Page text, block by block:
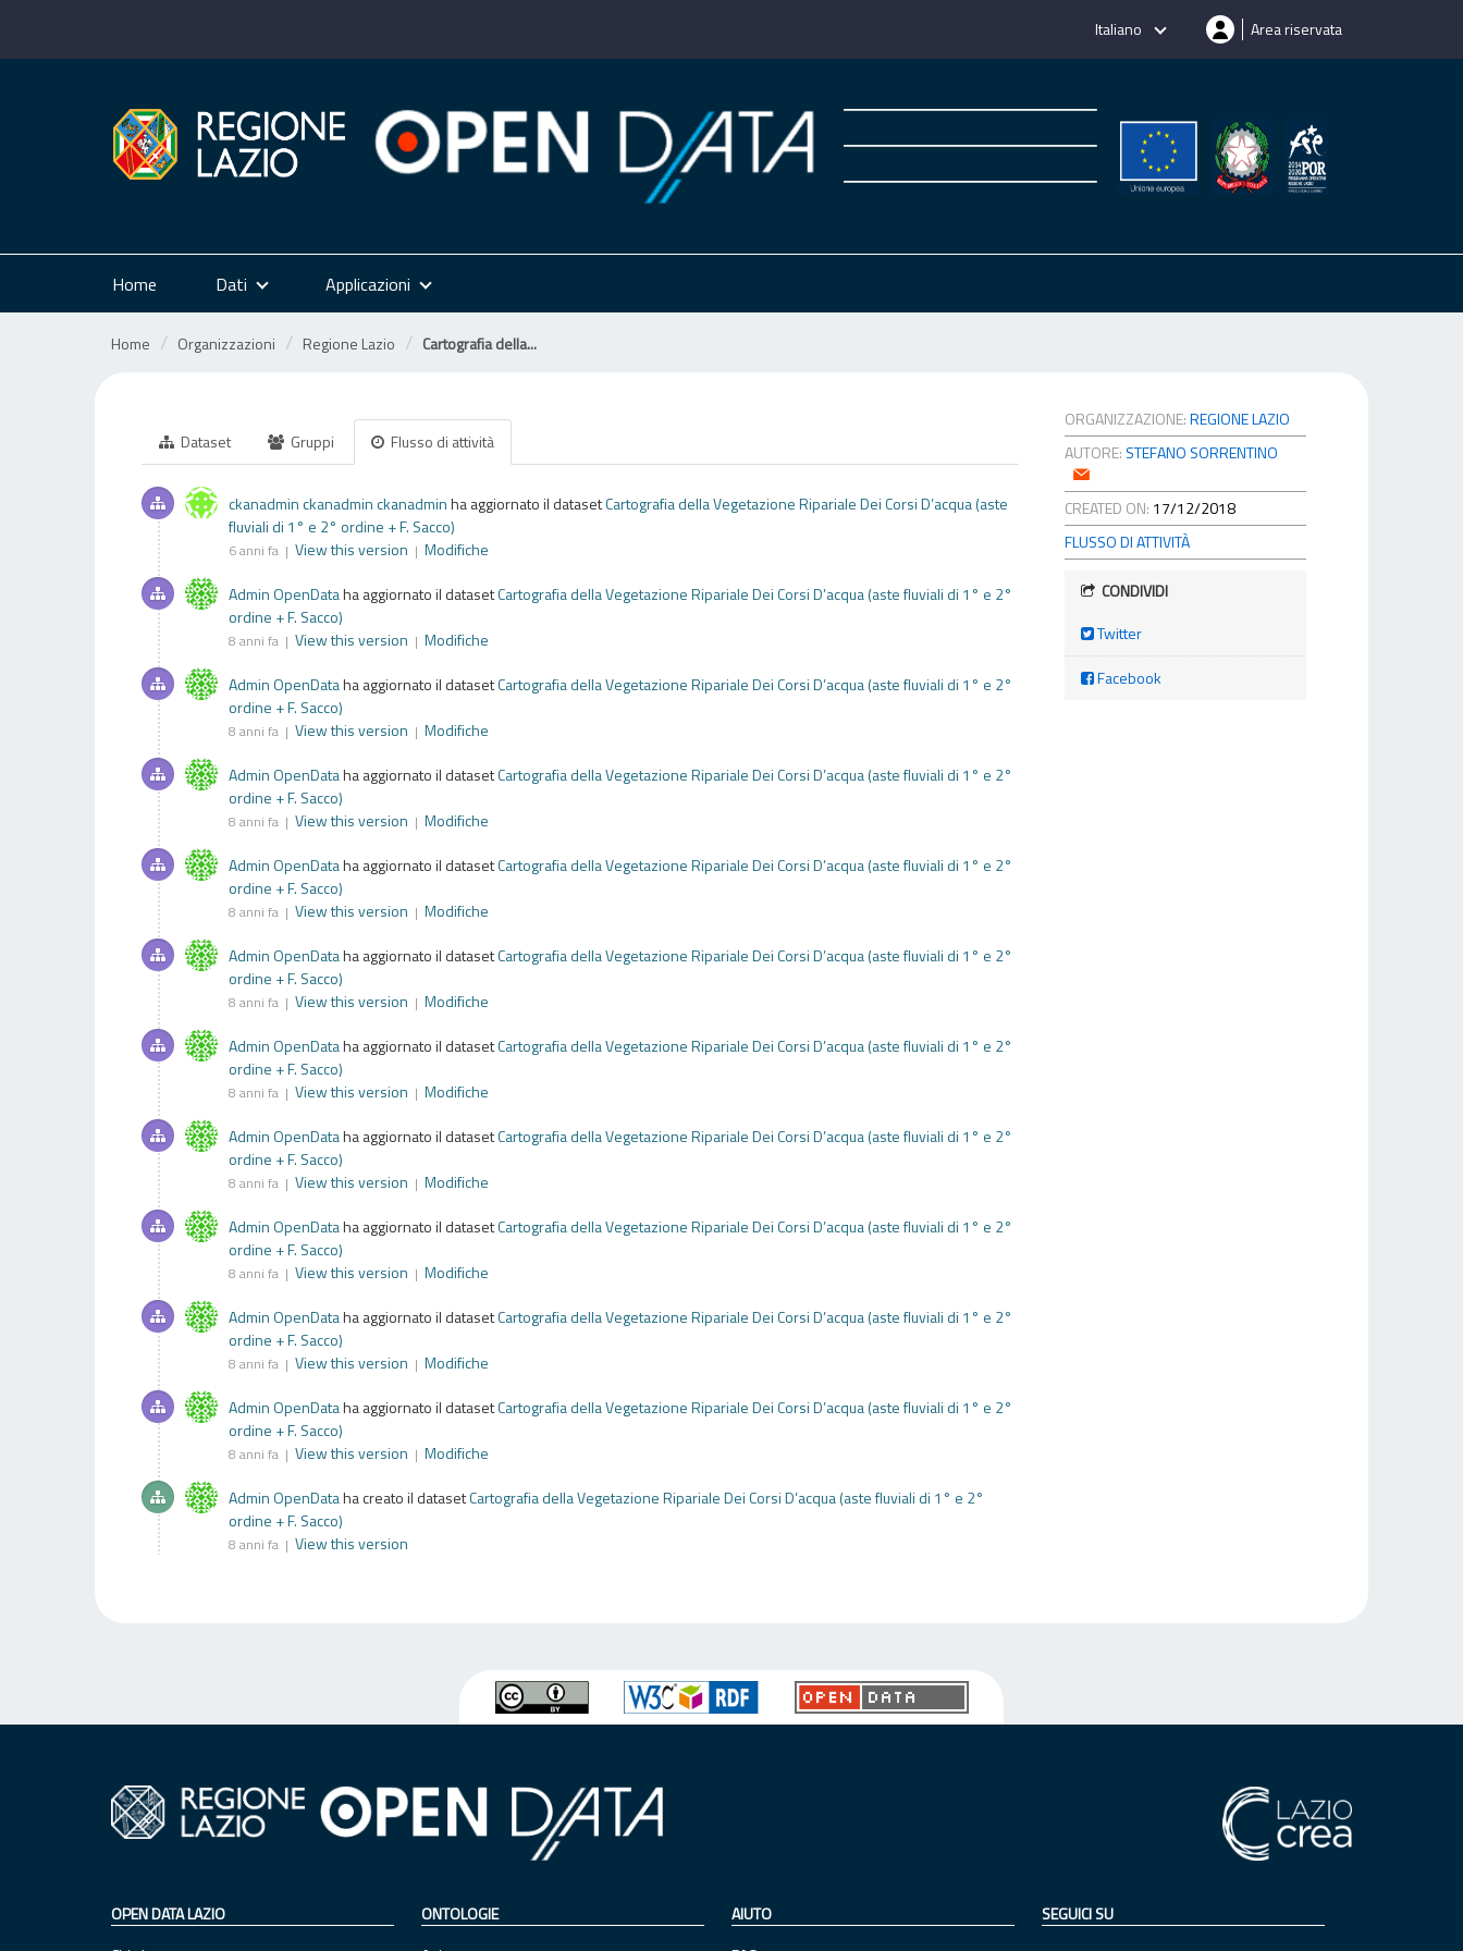
Italiano Area riservata
Home Dati Applicazioni
Home Organizzazioni Regione Lazio Cartografia della...
ORGANIZZAZIONE:REGIONE LAZIO
AUTORE: STEFANO SORRENTINO
CREATED ON: 17/12/2018
FLUSSO DI ATTIVITÀ
CONDIVIDI
Twitter
Facebook
Dataset Gruppi Flusso di attività
ckanadmin ckanadmin ckanadminha aggiornato il datasetCartografia della Vegetazione Ripariale Dei Corsi D’acqua (aste
fluviali di 1° e 2° ordine + F. Sacco)
6 anni fa | View this version | Modifiche
Admin OpenDataha aggiornato il datasetCartografia della Vegetazione Ripariale Dei Corsi D’acqua (aste fluviali di 1° e 2°
ordine + F. Sacco)
8 anni fa | View this version | Modifiche
Admin OpenDataha aggiornato il datasetCartografia della Vegetazione Ripariale Dei Corsi D’acqua (aste fluviali di 1° e 2°
ordine + F. Sacco)
8 anni fa | View this version | Modifiche
Admin OpenDataha aggiornato il datasetCartografia della Vegetazione Ripariale Dei Corsi D’acqua (aste fluviali di 1° e 2°
ordine + F. Sacco)
8 anni fa | View this version | Modifiche
Admin OpenDataha aggiornato il datasetCartografia della Vegetazione Ripariale Dei Corsi D’acqua (aste fluviali di 1° e 2°
ordine + F. Sacco)
8 anni fa | View this version | Modifiche
Admin OpenDataha aggiornato il datasetCartografia della Vegetazione Ripariale Dei Corsi D’acqua (aste fluviali di 1° e 2°
ordine + F. Sacco)
8 anni fa | View this version | Modifiche
Admin OpenDataha aggiornato il datasetCartografia della Vegetazione Ripariale Dei Corsi D’acqua (aste fluviali di 1° e 2°
ordine + F. Sacco)
8 anni fa | View this version | Modifiche
Admin OpenDataha aggiornato il datasetCartografia della Vegetazione Ripariale Dei Corsi D’acqua (aste fluviali di 1° e 2°
ordine + F. Sacco)
8 anni fa | View this version | Modifiche
Admin OpenDataha aggiornato il datasetCartografia della Vegetazione Ripariale Dei Corsi D’acqua (aste fluviali di 1° e 2°
ordine + F. Sacco)
8 anni fa | View this version | Modifiche
Admin OpenDataha aggiornato il datasetCartografia della Vegetazione Ripariale Dei Corsi D’acqua (aste fluviali di 1° e 2°
ordine + F. Sacco)
8 anni fa | View this version | Modifiche
Admin OpenDataha aggiornato il datasetCartografia della Vegetazione Ripariale Dei Corsi D’acqua (aste fluviali di 1° e 2°
ordine + F. Sacco)
8 anni fa | View this version | Modifiche
Admin OpenDataha creato il datasetCartografia della Vegetazione Ripariale Dei Corsi D’acqua (aste fluviali di 1° e 2°
ordine + F. Sacco)
8 anni fa | View this version
OPEN DATA LAZIO
ONTOLOGIE
AIUTO
SEGUICI SU